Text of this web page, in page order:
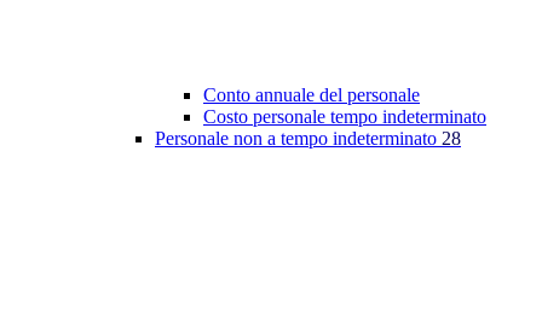
Conto annuale del personale
Costo personale tempo indeterminato
Personale non a tempo indeterminato 28